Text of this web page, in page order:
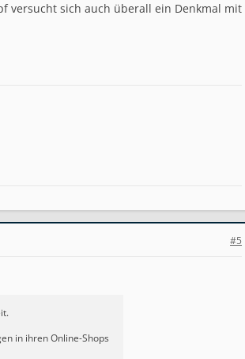
versucht sich auch überall ein Denkmal mit
#5
in ihren Online-Shops